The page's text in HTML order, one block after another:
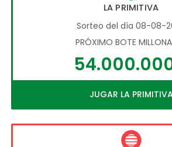
LA PRIMITIVA
Sorteo del día 08-08-
PRÓXIMO BOTE
JUGAR LA